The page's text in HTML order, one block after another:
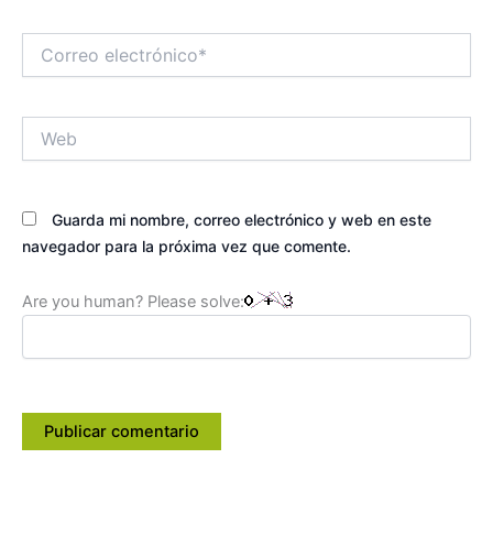
electrónico*
Guarda mi nombre, correo electrónico y web en este
navegador para la próxima vez que comente.
Are you human? Please solve: